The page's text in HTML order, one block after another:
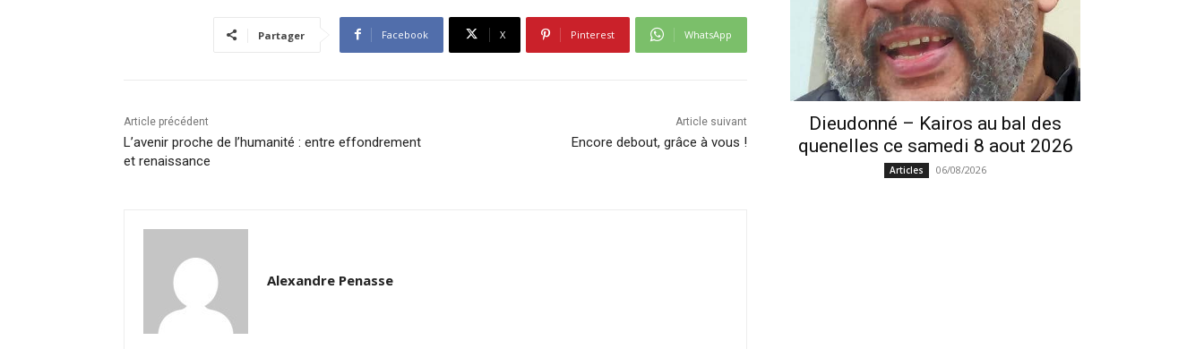
Partager Facebook X Pinterest WhatsApp
Article précédent
L’avenir proche de l’humanité : entre effondrement
et renaissance
Article suivant
Encore debout, grâce à vous !
Alexandre Penasse
Dieudonné – Kairos au bal des
quenelles ce samedi 8 aout 2026
Articles 06/08/2026